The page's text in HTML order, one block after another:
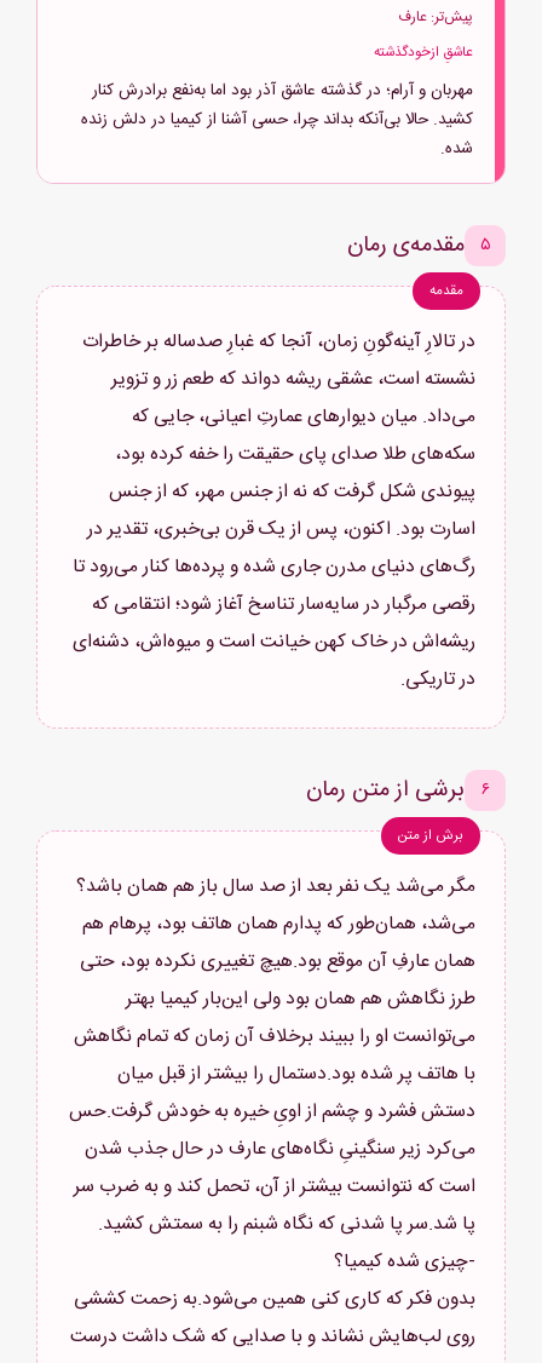
پیش‌تر: عارف
عاشقِ ازخودگذشته
مهربان و آرام؛ در گذشته عاشق آذر بود اما به‌نفع برادرش کنار
کشید. حالا بی‌آنکه بداند چرا، حسی آشنا از کیمیا در دلش زنده
شده.
۵ مقدمه‌ی رمان
مقدمه
در تالارِ آینه‌گونِ زمان، آنجا که غبارِ صدساله بر خاطرات
نشسته است، عشقی ریشه دواند که طعم زر و تزویر
می‌داد. میان دیوارهای عمارتِ اعیانی، جایی که
سکه‌های طلا صدای پای حقیقت را خفه کرده بود،
پیوندی شکل گرفت که نه از جنس مهر، که از جنس
اسارت بود. اکنون، پس از یک قرن بی‌خبری، تقدیر در
رگ‌های دنیای مدرن جاری شده و پرده‌ها کنار می‌رود تا
رقصی مرگبار در سایه‌سار تناسخ آغاز شود؛ انتقامی که
ریشه‌اش در خاک کهن خیانت است و میوه‌اش، دشنه‌ای
در تاریکی.
۶ برشی از متن رمان
برش از متن
مگر می‌شد یک نفر بعد از صد سال باز هم همان باشد؟
می‌شد، همان‌طور که پدارم همان هاتف بود، پرهام هم
همان عارفِ آن موقع بود.هیچ تغییری نکرده بود، حتی
طرز نگاهش هم همان بود ولی این‌بار کیمیا بهتر
می‌توانست او را ببیند برخلاف آن زمان که تمام نگاهش
با هاتف پر شده بود.دستمال را بیشتر از قبل میان
دستش فشرد و چشم از اویِ خیره به خودش گرفت.حس
می‌کرد زیر سنگینیِ نگاه‌های عارف در حال جذب شدن
است که نتوانست بیشتر از آن، تحمل کند و به ضرب سر
بدون فکر که کاری کنی همین می‌شود.به زحمت کششی
روی لب‌هایش نشاند و با صدایی که شک داشت درست